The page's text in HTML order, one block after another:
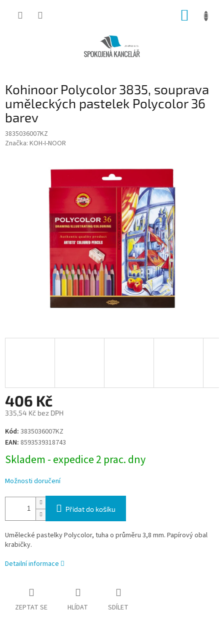
Kohinoor Polycolor 3835, souprava
uměleckých pastelek Polycolor 36
barev
3835036007KZ
Značka: KOH-I-NOOR
406 Kč
335,54 Kč bez DPH
Měrná
cena:
Kód: 3835036007KZ
EAN: 8593539318743
Skladem - expedice 2 prac. dny
Možnosti doručení
Přidat do košíku
Umělecké pastelky Polycolor, tuha o průměru 3,8 mm. Papírový obal
krabičky.
Detailní informace
ZEPTAT SE HLÍDAT SDÍLET